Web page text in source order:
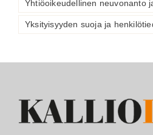
Yhtiöoikeudellinen neuvonanto
Yksityisyyden suoja ja